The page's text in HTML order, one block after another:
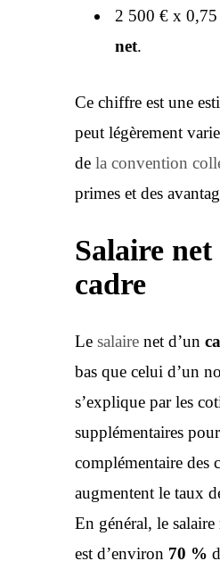
2 500 € x
net.
Ce chiffre est une
peut légèrement
de la convention
primes et des
Salaire
cadre
Le salairenet d’un
bas que celui d’un
s’explique par les
supplémentaires
complémentaire des
augmentent le taux
En général, le salaire
est d’environ 70 %